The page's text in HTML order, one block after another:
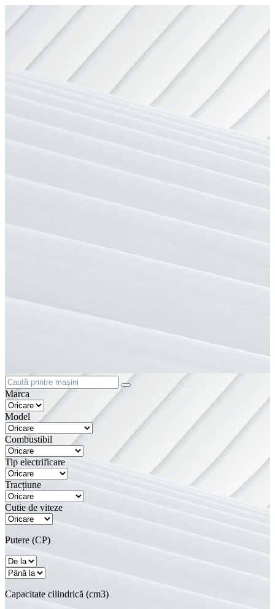
Marca
Model
Combustibil
Tip electrificare
Tracțiune
Cutie de viteze
Putere (CP)
Capacitate cilindrică (cm3)